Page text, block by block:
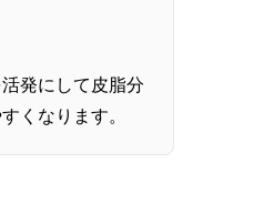
発にして皮脂分
くなります。